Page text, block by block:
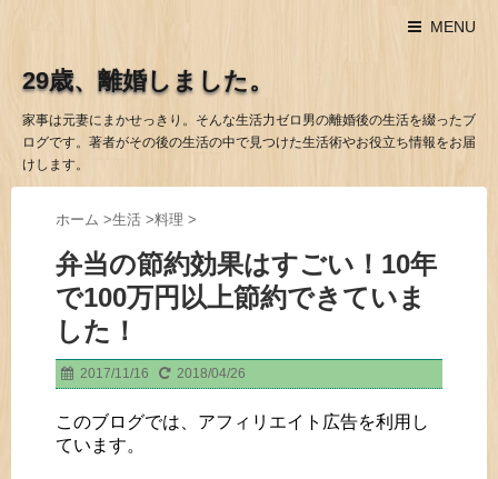
MENU
29歳、離婚しました。
家事は元妻にまかせっきり。そんな生活力ゼロ男の離婚後の生活を綴ったブ
ログです。著者がその後の生活の中で見つけた生活術やお役立ち情報をお届
けします。
ホーム >生活 >料理 >
弁当の節約効果はすごい！10年
で100万円以上節約できていま
した！
2017/11/16 2018/04/26
このブログでは、アフィリエイト広告を利用し
ています。